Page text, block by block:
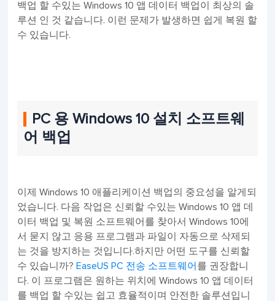
백업 할 수있는 Windows 10 앱 데이터 백업이 최상의 솔
루션 인 것 같습니다. 이런 문제가 발생하면 쉽게 복원 할
수 있습니다.
PC 용 Windows 10 설치 소프트웨
어 백업
이제 Windows 10 애플리케이션 백업의 중요성을 알게되
었습니다. 다음 작업은 신뢰할 수있는 Windows 10 앱 데
이터 백업 및 복원 소프트웨어를 찾아서 Windows 10에
서 묻지 않고 응용 프로그램과 파일이 자동으로 삭제되
는 것을 방지하는 것입니다.하지만 어떤 도구를 신뢰할
수 있습니까? EaseUS PC 전송 소프트웨어 를 권장합니
다. 이 프로그램은 원하는 위치에 Windows 10 앱 데이터
를 백업 할 수있는 쉽고 효율적이며 안전한 솔루션입니